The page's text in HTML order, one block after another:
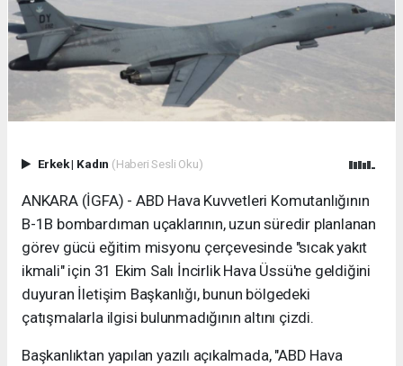
Erkek| Kadın (Haberi Sesli Oku)
ANKARA (İGFA) - ABD Hava Kuvvetleri Komutanlığının
B-1B bombardıman uçaklarının, uzun süredir planlanan
görev gücü eğitim misyonu çerçevesinde "sıcak yakıt
ikmali" için 31 Ekim Salı İncirlik Hava Üssü'ne geldiğini
duyuran İletişim Başkanlığı, bunun bölgedeki
çatışmalarla ilgisi bulunmadığının altını çizdi.
Başkanlıktan yapılan yazılı açıkalmada, "ABD Hava